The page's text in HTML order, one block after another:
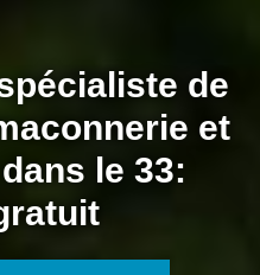
de
et
le 33: